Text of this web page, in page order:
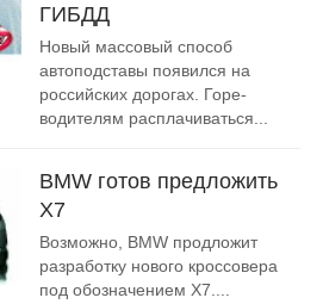
ГИБДД
Новый массовый способ
автоподставы появился на
российских дорогах. Горе-
водителям расплачиваться...
BMW готов предложить
X7
Возможно, BMW продложит
разработку нового кроссовера
под обозначением X7....